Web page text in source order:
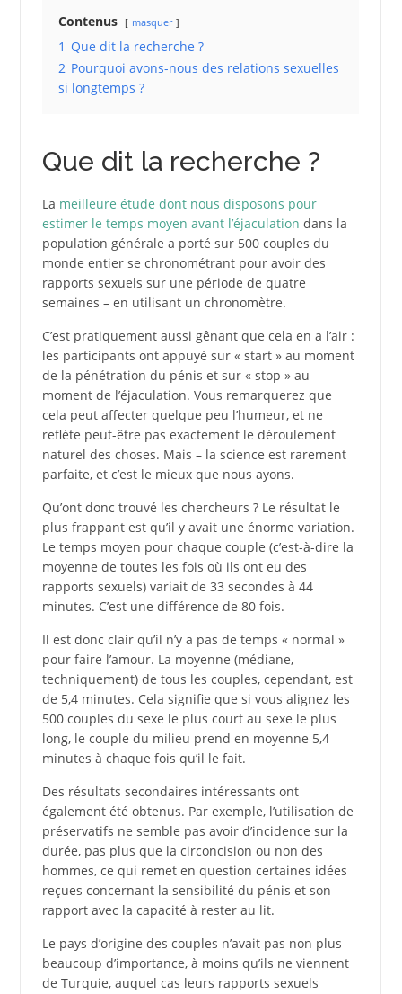
Contenus masquer
1 Que dit la recherche ?
2 Pourquoi avons-nous des relations sexuelles
si longtemps ?
Que dit la recherche ?
La meilleure étude dont nous disposons pour
estimer le temps moyen avant l’éjaculation dans la
population générale a porté sur 500 couples du
monde entier se chronométrant pour avoir des
rapports sexuels sur une période de quatre
semaines – en utilisant un chronomètre.
C’est pratiquement aussi gênant que cela en a l’air :
les participants ont appuyé sur « start » au moment
de la pénétration du pénis et sur « stop » au
moment de l’éjaculation. Vous remarquerez que
cela peut affecter quelque peu l’humeur, et ne
reflète peut-être pas exactement le déroulement
naturel des choses. Mais – la science est rarement
parfaite, et c’est le mieux que nous ayons.
Qu’ont donc trouvé les chercheurs ? Le résultat le
plus frappant est qu’il y avait une énorme variation.
Le temps moyen pour chaque couple (c’est-à-dire la
moyenne de toutes les fois où ils ont eu des
rapports sexuels) variait de 33 secondes à 44
minutes. C’est une différence de 80 fois.
Il est donc clair qu’il n’y a pas de temps « normal »
pour faire l’amour. La moyenne (médiane,
techniquement) de tous les couples, cependant, est
de 5,4 minutes. Cela signifie que si vous alignez les
500 couples du sexe le plus court au sexe le plus
long, le couple du milieu prend en moyenne 5,4
minutes à chaque fois qu’il le fait.
Des résultats secondaires intéressants ont
également été obtenus. Par exemple, l’utilisation de
préservatifs ne semble pas avoir d’incidence sur la
durée, pas plus que la circoncision ou non des
hommes, ce qui remet en question certaines idées
reçues concernant la sensibilité du pénis et son
rapport avec la capacité à rester au lit.
Le pays d’origine des couples n’avait pas non plus
beaucoup d’importance, à moins qu’ils ne viennent
de Turquie, auquel cas leurs rapports sexuels